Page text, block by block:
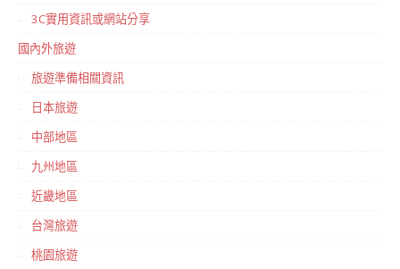
3C實用資訊或網站分享
國內外旅遊
旅遊準備相關資訊
日本旅遊
中部地區
九州地區
近畿地區
台灣旅遊
桃園旅遊